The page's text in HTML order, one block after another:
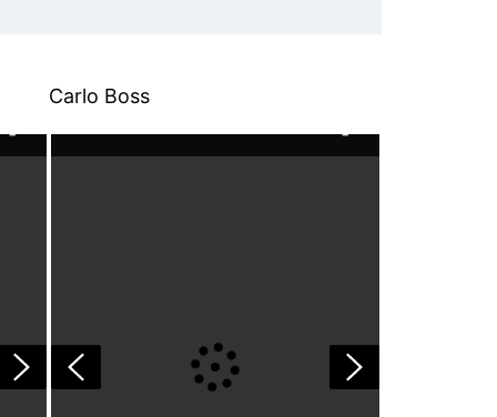
Carlo Boss